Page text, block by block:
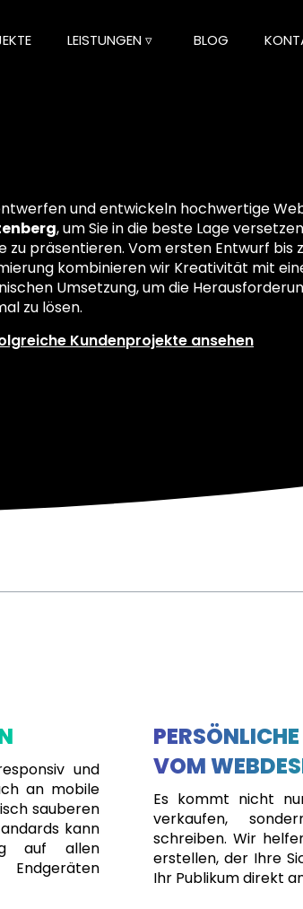
LEISTUNGEN ▿ BLOG
und entwickeln hochwertige
, um Sie in die beste Lage
zu präsentieren. Vom ersten Entwurf bis
kombinieren wir Kreativität mit
Umsetzung, um die
zu lösen.
Kundenprojekte ansehen
und
an mobile
sauberen
kann
auf allen
VOM
Es kommt nicht
verkaufen,
schreiben. Wir
erstellen, der Ihre
Ihr Publikum direkt